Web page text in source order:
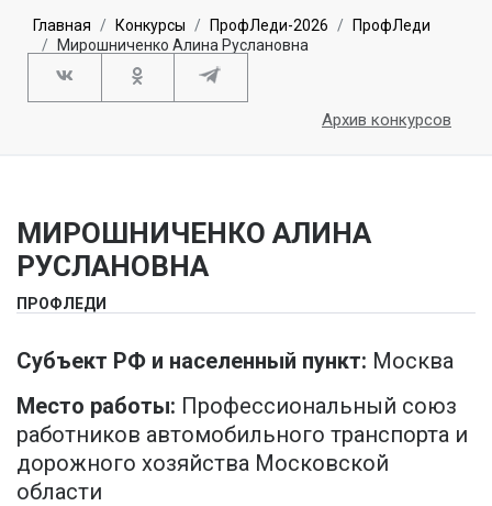
Главная Конкурсы ПрофЛеди-2026
ПрофЛеди
Мирошниченко Алина Руслановна
Архив конкурсов
МИРОШНИЧЕНКО АЛИНА
РУСЛАНОВНА
ПРОФЛЕДИ
Субъект РФ и населенный пункт: Москва
Место работы: Профессиональный союз
работников автомобильного транспорта и
дорожного хозяйства Московской
области